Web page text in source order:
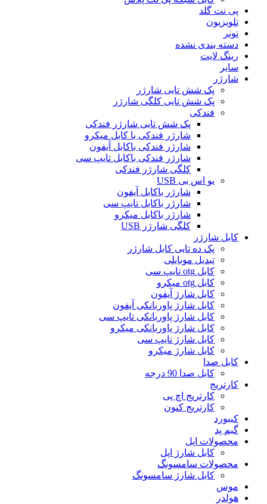
پی نت گلد
تلویزیون
تونر
دسته بندی نشده
رینگ لایت
سایر
شارژر
پک شش تایی شارژر
پک شش تایی کلگی شارژر
فندکی
پک شش تایی شارژر فندکی
شارژر فندکی با کابل میکرو
شارژر فندکی باکابل آیفون
شارژر فندکی باکابل تایپ سی
کلگی شارژر فندکی
یو اس بی USB
شارژر باکابل آیفون
شارژر باکابل تایپ سی
شارژر باکابل میکرو
کلگی شارژر USB
کابل شارژر
پک ده تایی کابل شارژر
تبدیل موبایلی
کابل otg تایپ سی
کابل otg میکرو
کابل شارژ آیفون
کابل شارژ پاوربانکی آیفون
کابل شارژ پاوربانکی تایپ سی
کابل شارژ پاوربانکی میکرو
کابل شارژ تایپ سی
کابل شارژ میکرو
کابل صدا
کابل صدا 90 درجه
کارتریج
کارتریج اچ پی
کارتریج کنون
کیبورد
گیم پد
محصولات اپل
کابل شارژ اپل
محصولات سامسونگ
کابل شارژ سامسونگ
موس
هولدر